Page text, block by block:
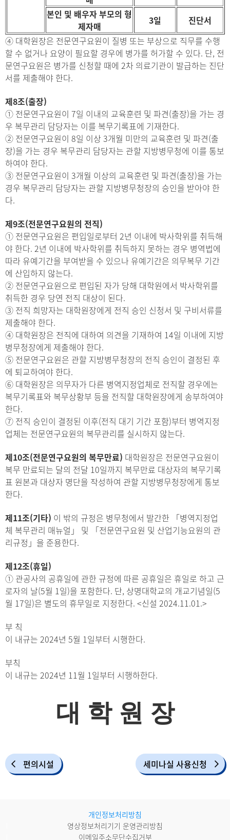
본인 및 배우자 부모의 형
제자매
3일
진단서
④ 대학원장은 전문연구요원이 질병 또는 부상으로 직무를 수행
할 수 없거나 요양이 필요할 경우에 병가를 허가할 수 있다. 단, 전
문연구요원은 병가를 신청할 때에 2차 의료기관이 발급하는 진단
서를 제출해야 한다.
제8조(출장)
① 전문연구요원이 7일 이내의 교육훈련 및 파견(출장)을 가는 경
우 복무관리 담당자는 이를 복무기록표에 기재한다.
② 전문연구요원이 8일 이상 3개월 미만의 교육훈련 및 파견(출
장)을 가는 경우 복무관리 담당자는 관할 지방병무청에 이를 통보
하여야 한다.
③ 전문연구요원이 3개월 이상의 교육훈련 및 파견(출장)을 가는
경우 복무관리 담당자는 관할 지방병무청장의 승인을 받아야 한
다.
제9조(전문연구요원의 전직)
① 전문연구요원은 편입일로부터 2년 이내에 박사학위를 취득해
야 한다. 2년 이내에 박사학위를 취득하지 못하는 경우 병역법에
따라 유예기간을 부여받을 수 있으나 유예기간은 의무복무 기간
에 산입하지 않는다.
② 전문연구요원으로 편입된 자가 당해 대학원에서 박사학위를
취득한 경우 당연 전직 대상이 된다.
③ 전직 희망자는 대학원장에게 전직 승인 신청서 및 구비서류를
제출해야 한다.
④ 대학원장은 전직에 대하여 의견을 기재하여 14일 이내에 지방
병무청장에게 제출해야 한다.
⑤ 전문연구요원은 관할 지방병무청장의 전직 승인이 결정된 후
에 퇴교하여야 한다.
⑥ 대학원장은 의무자가 다른 병역지정업체로 전직할 경우에는
복무기록표와 복무상황부 등을 전직할 대학원장에게 송부하여야
한다.
⑦ 전직 승인이 결정된 이후(전직 대기 기간 포함)부터 병역지정
업체는 전문연구요원의 복무관리를 실시하지 않는다.
제10조(전문연구요원의 복무만료) 대학원장은 전문연구요원이
복무 만료되는 달의 전달 10일까지 복무만료 대상자의 복무기록
표 원본과 대상자 명단을 작성하여 관할 지방병무청장에게 통보
한다.
제11조(기타) 이 밖의 규정은 병무청에서 발간한 「병역지정업
체 복무관리 매뉴얼」 및 「전문연구요원 및 산업기능요원의 관
리규정」을 준용한다.
제12조(휴일)
① 관공사의 공휴일에 관한 규정에 따른 공휴일은 휴일로 하고 근
로자의 날(5월 1일)을 포함한다. 단, 상명대학교의 개교기념일(5
월 17일)은 별도의 휴무일로 지정한다. <신설 2024.11.01.>
부 칙
이 내규는 2024년 5월 1일부터 시행한다.
부칙
이 내규는 2024년 11월 1일부터 시행하한다.
대 학 원 장
편의시설 세미나실 사용신청
개인정보처리방침
영상정보처리기기 운영관리방침
이메일주소무단수집거부